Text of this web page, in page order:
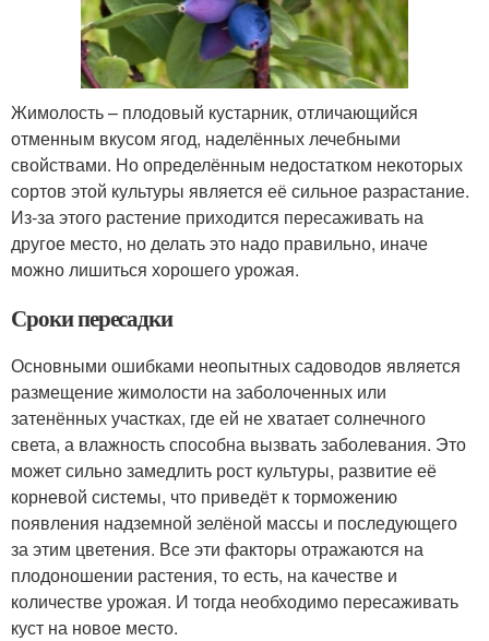
Жимолость – плодовый кустарник, отличающийся
отменным вкусом ягод, наделённых лечебными
свойствами. Но определённым недостатком некоторых
сортов этой культуры является её сильное разрастание.
Из-за этого растение приходится пересаживать на
другое место, но делать это надо правильно, иначе
можно лишиться хорошего урожая.
Сроки пересадки
Основными ошибками неопытных садоводов является
размещение жимолости на заболоченных или
затенённых участках, где ей не хватает солнечного
света, а влажность способна вызвать заболевания. Это
может сильно замедлить рост культуры, развитие её
корневой системы, что приведёт к торможению
появления надземной зелёной массы и последующего
за этим цветения. Все эти факторы отражаются на
плодоношении растения, то есть, на качестве и
количестве урожая. И тогда необходимо пересаживать
куст на новое место.